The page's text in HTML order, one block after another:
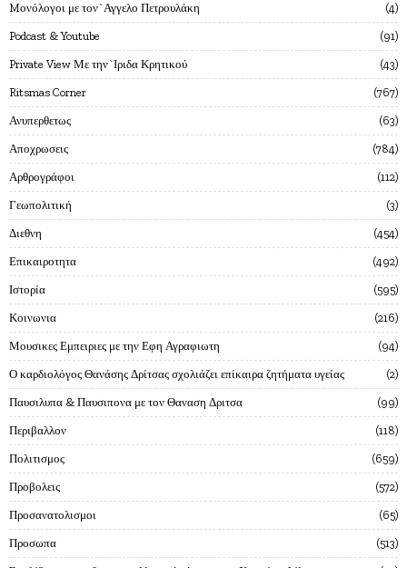
Mονόλογοι με τον`Αγγελο Πετρουλάκη 4
Podcast & Youtube 91
Private View Με την`Ιριδα Κρητικού 43
Ritsmas Corner 767
Ανυπερθετως 63
Αποχρωσεις 784
Αρθρογράφοι 112
Γεωπολιτική 3
Διεθνη 454
Επικαιροτητα 492
Ιστορία 595
Κοινωνια 216
Μουσικες Εμπειριες με την Εφη Αγραφιωτη 94
Ο καρδιολόγος Θανάσης Δρίτσας σχολιάζει επίκαιρα ζητήματα υγείας 2
Παυσιλυπα & Παυσιπονα με τον Θαναση Δριτσα 99
Περιβαλλον 118
Πολιτισμος 659
Προβολεις 572
Προσανατολισμοι 65
Προσωπα 513